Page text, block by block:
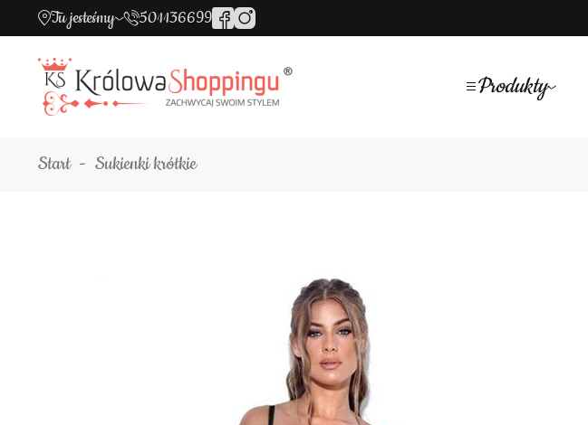
Tu jesteśmy 501136699
Produkty
Start Sukienki krótkie